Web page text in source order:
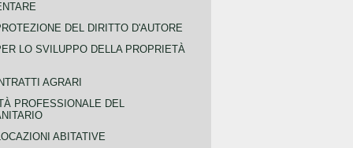
DEL DIRITTO D'AUTORE
LO SVILUPPO DELLA PROPRIETÀ
AGRARI
PROFESSIONALE DEL
ABITATIVE